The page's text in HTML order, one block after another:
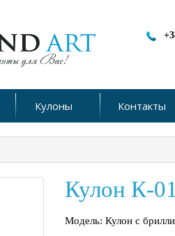
Кулоны Контакты
Кулон К-
Модель: Кулон с